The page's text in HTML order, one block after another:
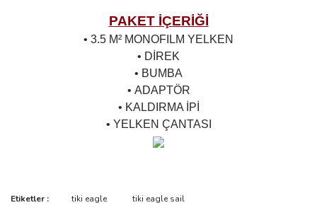
PAKET İÇERİĞİ
• 3.5 M² MONOFILM YELKEN
• DİREK
• BUMBA
• ADAPTÖR
• KALDIRMA İPİ
• YELKEN ÇANTASI
Bu ürünün fiyat bilgisi, resim, ürün açıklamalarında ve diğer
Etiketler : tiki eagle
tiki eagle sail